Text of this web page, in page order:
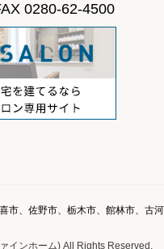
0280-62-4500
市、佐野市、栃木市、館林市、古河
インホーム) All Rights Reserved.